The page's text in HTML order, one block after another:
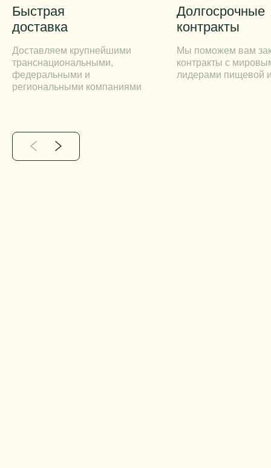
Быстрая
доставка
Доставляем крупнейшими
транснациональными,
федеральными и
региональными компаниями
Долгосрочные
контракты
Мы поможем вам
контракты с
лидерами пищевой